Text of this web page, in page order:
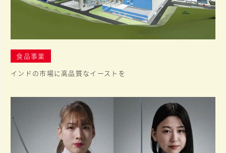
食品事業
インドの市場に高品質なイーストを